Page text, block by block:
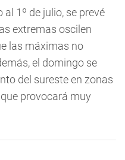
1º de julio, se prevé
extremas oscilen
las máximas no
el domingo se
del sureste en zonas
provocará muy